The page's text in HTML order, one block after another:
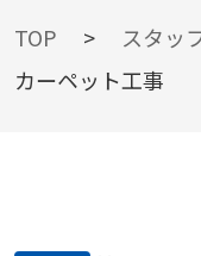
BLOG
TOP > スタッ
カーペット工事